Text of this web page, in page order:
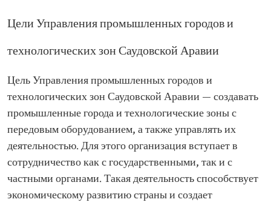
Цели Управления промышленных городов и
технологических зон Саудовской Аравии
Цель Управления промышленных городов и
технологических зон Саудовской Аравии — создавать
промышленные города и технологические зоны с
передовым оборудованием, а также управлять их
деятельностью. Для этого организация вступает в
сотрудничество как с государственными, так и с
частными органами. Такая деятельность способствует
экономическому развитию страны и создает